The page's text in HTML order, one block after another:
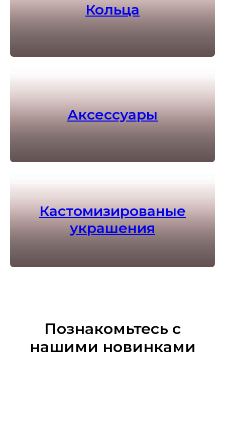
Кольца
Аксессуары
Кастомизированые
украшения
Познакомьтесь с
нашими новинками